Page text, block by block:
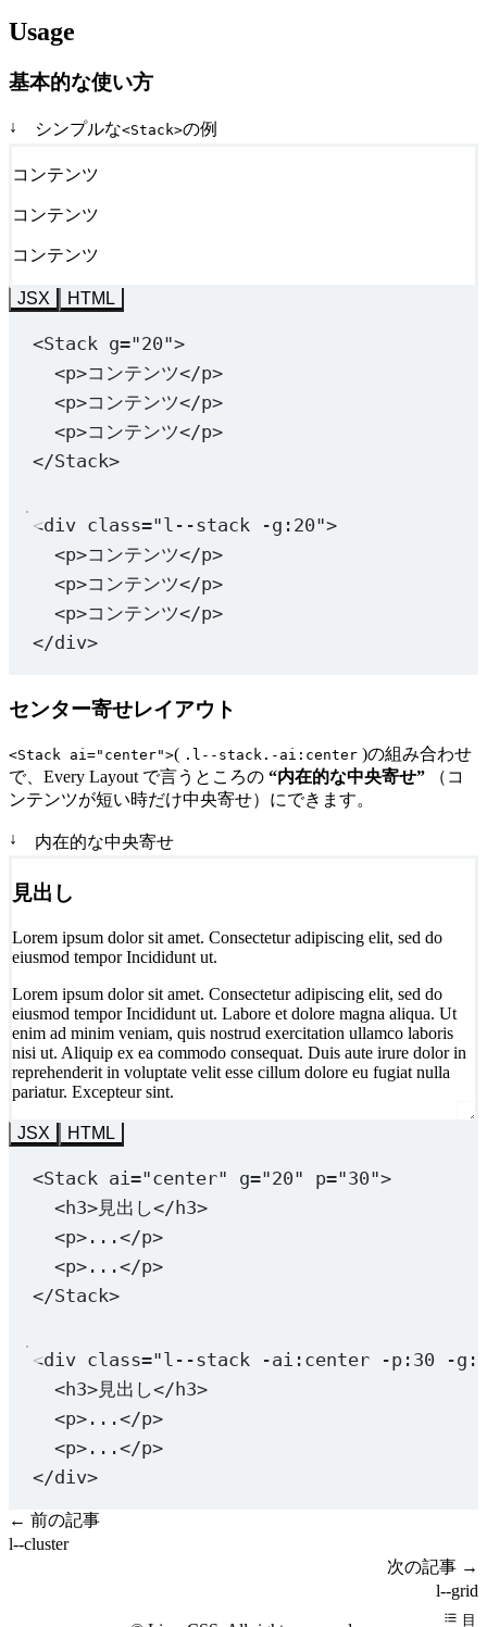
Usage
基本的な使い方
↓ シンプルな<Stack>の例
コンテンツ
コンテンツ
コンテンツ
JSX HTML
<Stack g="20">
<p>コンテンツ</p>
<p>コンテンツ</p>
<p>コンテンツ</p>
</Stack>
<div class="l--stack -g:20">
<p>コンテンツ</p>
<p>コンテンツ</p>
<p>コンテンツ</p>
</div>
センター寄せレイアウト
<Stack ai="center">( .l--stack.-ai:center )の組み合わせ
で、Every Layout で言うところの “内在的な中央寄せ” （コ
ンテンツが短い時だけ中央寄せ）にできます。
↓ 内在的な中央寄せ
見出し
Lorem ipsum dolor sit amet. Consectetur adipiscing elit, sed do
eiusmod tempor Incididunt ut.
Lorem ipsum dolor sit amet. Consectetur adipiscing elit, sed do
eiusmod tempor Incididunt ut. Labore et dolore magna aliqua. Ut
enim ad minim veniam, quis nostrud exercitation ullamco laboris
nisi ut. Aliquip ex ea commodo consequat. Duis aute irure dolor in
reprehenderit in voluptate velit esse cillum dolore eu fugiat nulla
pariatur. Excepteur sint.
JSX HTML
<Stack ai ="center" g="20" p="30">
<h3>見出し</h3>
<p>...</p>
<p>...</p>
</Stack>
<div class="l--stack -ai:center -p:30 -
<h3>見出し</h3>
<p>...</p>
<p>...</p>
</div>
← 前の記事
l--cluster
次の記事 →
l--grid
目